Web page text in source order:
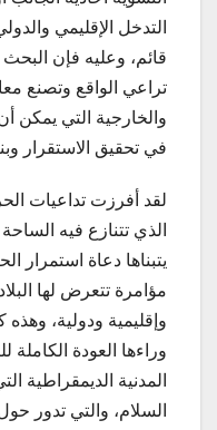
التدخل الإقليمي
قائم، وعليه فإن البحث
تراعي الواقع وتصنع
والخارجية التي يمكن
في تحقيق الاستقرار
لقد أفرزت تداعيات
الذي تتنازع فيه
يتبناها دعاة استمرار
مؤامرة تتعرض لها
وإقليمية ودولية،
وراءها العودة الكاملة
المدنية الديمقراطية
السلام، والتي تدور